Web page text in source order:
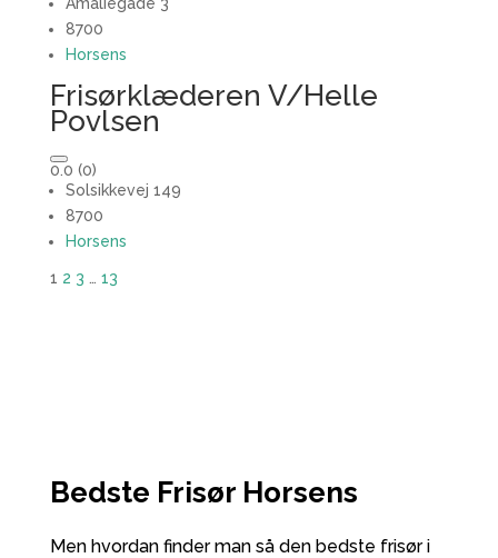
8700
Horsens
Frisørklæderen V/Helle
Povlsen
0.0 (0)
Solsikkevej 149
8700
Horsens
1 2 3 13
Bedste Frisør Horsens
Men hvordan finder man så den bedste frisør i